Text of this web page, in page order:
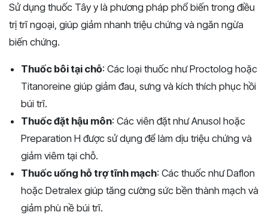
Sử dụng thuốc Tây y là phương pháp phổ biến trong điều
trị trĩ ngoại, giúp giảm nhanh triệu chứng và ngăn ngừa
biến chứng.
Thuốc bôi tại chỗ: Các loại thuốc như Proctolog hoặc
Titanoreine giúp giảm đau, sưng và kích thích phục hồi
búi trĩ.
Thuốc đặt hậu môn: Các viên đặt như Anusol hoặc
Preparation H được sử dụng để làm dịu triệu chứng và
giảm viêm tại chỗ.
Thuốc uống hỗ trợ tĩnh mạch: Các thuốc như Daflon
hoặc Detralex giúp tăng cường sức bền thành mạch và
giảm phù nề búi trĩ.